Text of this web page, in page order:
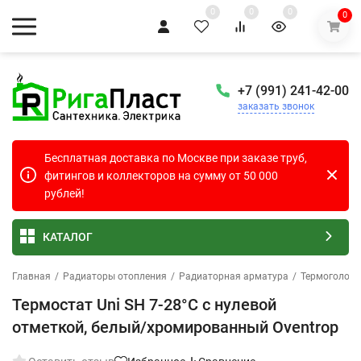
0 0 0 0
+7 (991) 241-42-00
заказать звонок
Бесплатная доставка по Москве при заказе труб,
фитингов и коллекторов на сумму от 50 000
рублей!
КАТАЛОГ
Главная / Радиаторы отопления / Радиаторная арматура /
Термостат Uni SH 7-28°C с нулевой
отметкой, белый/хромированный Oventrop